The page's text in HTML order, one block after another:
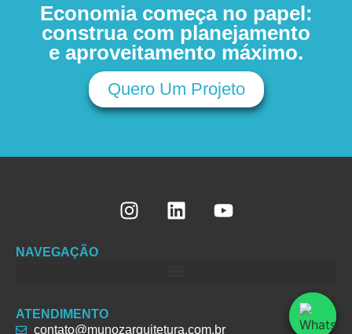
Economia começa no papel:
construa com planejamento
e aproveitamento máximo.
Quero Um Projeto
NAVEGAÇÃO
ATENDIMENTO
contato@munozarquitetura.com.br